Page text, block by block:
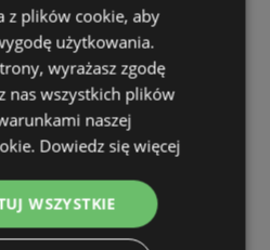
z plików cookie, aby
użytkowania.
wyrażasz zgodę
nas wszystkich plików
naszej
Dowiedz się więcej
WSZYSTKIE